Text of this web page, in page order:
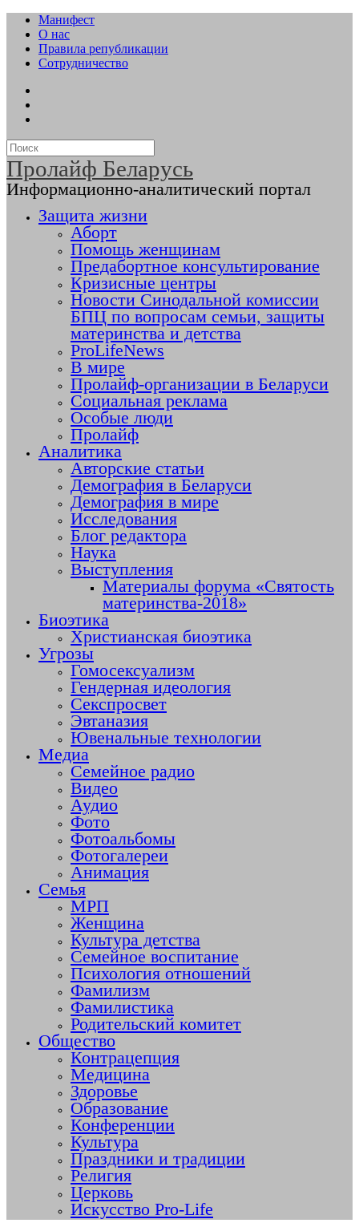
Манифест
О нас
Правила републикации
Сотрудничество
Пролайф Беларусь
Информационно-аналитический портал
Защита жизни
Аборт
Помощь женщинам
Предабортное консультирование
Кризисные центры
Новости Синодальной комиссии
БПЦ по вопросам семьи, защиты
материнства и детства
ProLifeNews
В мире
Пролайф-организации в Беларуси
Социальная реклама
Особые люди
Пролайф
Аналитика
Авторские статьи
Демография в Беларуси
Демография в мире
Исследования
Блог редактора
Наука
Выступления
Материалы форума «Святость
материнства-2018»
Биоэтика
Христианская биоэтика
Угрозы
Гомосексуализм
Гендерная идеология
Секспросвет
Эвтаназия
Ювенальные технологии
Медиа
Семейное радио
Видео
Аудио
Фото
Фотоальбомы
Фотогалереи
Анимация
Семья
МРП
Женщина
Культура детства
Семейное воспитание
Психология отношений
Фамилизм
Фамилистика
Родительский комитет
Общество
Контрацепция
Медицина
Здоровье
Образование
Конференции
Культура
Праздники и традиции
Религия
Церковь
Искусство Pro-Life